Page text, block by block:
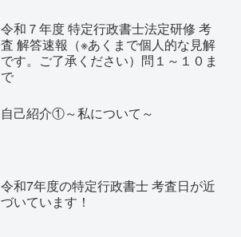
令和７年度 特定行政書士法定研修 考
査 解答速報（※あくまで個人的な見解
です。ご了承ください）問１～１０ま
で
自己紹介①～私について～
令和7年度の特定行政書士 考査日が近
づいています！